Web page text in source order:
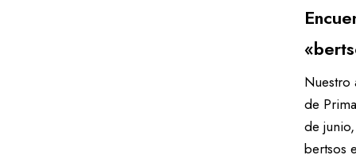
Entorno seguro
Nuestro
de
de
bertsos